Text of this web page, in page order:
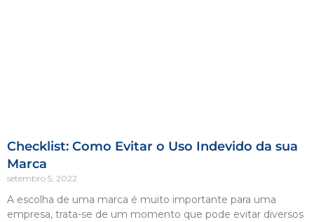
Checklist: Como Evitar o Uso Indevido da sua
Marca
setembro 5, 2022
A escolha de uma marca é muito importante para uma
empresa, trata-se de um momento que pode evitar diversos